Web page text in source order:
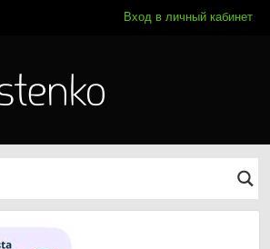
Вход в личный кабинет